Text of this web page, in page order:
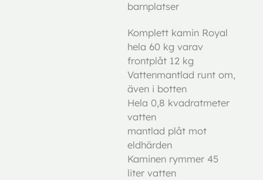
barnplatser
Komplett kamin Royal
hela 60 kg varav
frontplåt 12 kg
Vattenmantlad runt om,
även i botten
Hela 0,8 kvadratmeter
vatten
mantlad plåt mot
eldhärden
Kaminen rymmer 45
liter vatten